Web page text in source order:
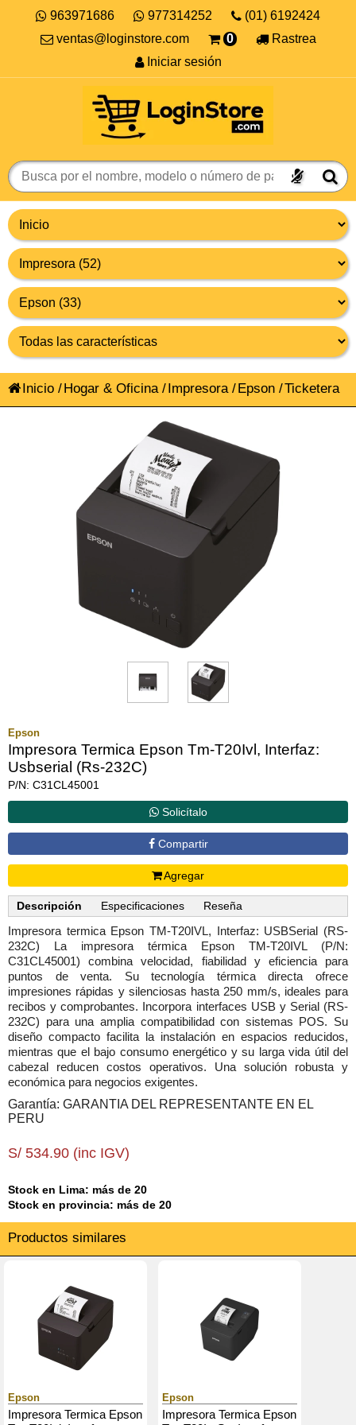
963971686 977314252
(01) 6192424
ventas@loginstore.com
0
Rastrea
Iniciar sesión
Inicio /Hogar & Oficina /Impresora /Epson /Ticketera
Epson
Impresora Termica Epson Tm-T20Ivl, Interfaz:
Usbserial (Rs-232C)
P/N: C31CL45001
Solicítalo
Compartir
Agregar
Descripción Especificaciones Reseña
Impresora termica Epson TM-T20IVL, Interfaz: USBSerial (RS-
232C) La impresora térmica Epson TM-T20IVL (P/N:
C31CL45001) combina velocidad, fiabilidad y eficiencia para
puntos de venta. Su tecnología térmica directa ofrece
impresiones rápidas y silenciosas hasta 250 mm/s, ideales para
recibos y comprobantes. Incorpora interfaces USB y Serial (RS-
232C) para una amplia compatibilidad con sistemas POS. Su
diseño compacto facilita la instalación en espacios reducidos,
mientras que el bajo consumo energético y su larga vida útil del
cabezal reducen costos operativos. Una solución robusta y
económica para negocios exigentes.
Garantía: GARANTIA DEL REPRESENTANTE EN EL
PERU
S/ 534.90 (inc IGV)
Stock en Lima: más de 20
Stock en provincia: más de 20
Productos similares
Epson
Impresora Termica Epson
Epson
Impresora Termica Epson